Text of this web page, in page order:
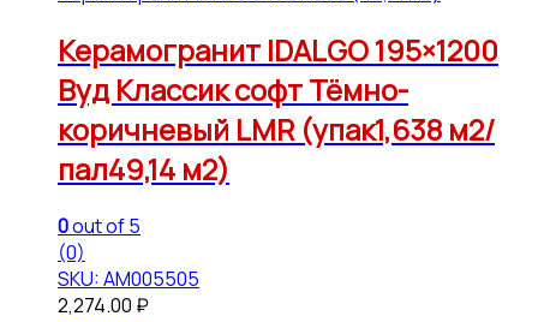
Керамогранит IDALGO 195×1200
Вуд Классик софт Тёмно-
коричневый LMR (упак1,638 м2/
пал49,14 м2)
0out of 5
(0)
SKU: АМ005505
2,274.00 ₽